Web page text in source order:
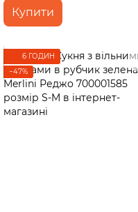
Купити
6 ГОДИН
−47%